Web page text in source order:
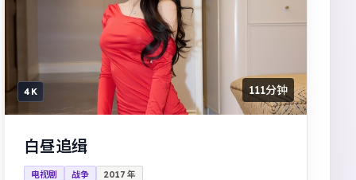
4K 111分钟
白昼追缉
电视剧 战争 2017 年